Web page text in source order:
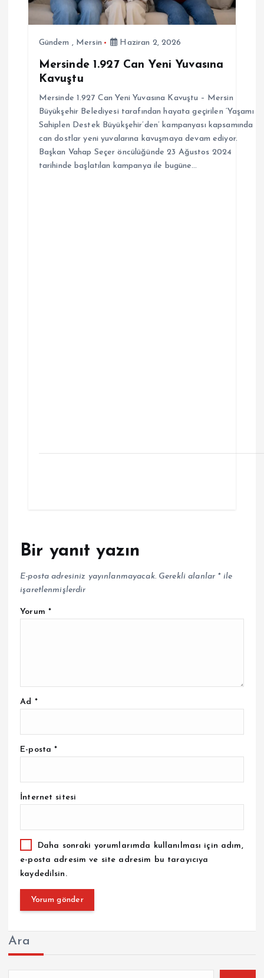
Gündem , Mersin Haziran 2, 2026
Mersinde 1.927 Can Yeni Yuvasına
Kavuştu
Mersinde 1.927 Can Yeni Yuvasına Kavuştu – Mersin
Büyükşehir Belediyesi tarafından hayata geçirilen ‘Yaşamı
Sahiplen Destek Büyükşehir’den’ kampanyası kapsamında
can dostlar yeni yuvalarına kavuşmaya devam ediyor.
Başkan Vahap Seçer öncülüğünde 23 Ağustos 2024
tarihinde başlatılan kampanya ile bugüne…
Bir yanıt yazın
E-posta adresiniz yayınlanmayacak. Gerekli alanlar *ile
işaretlenmişlerdir
Yorum *
Ad *
E-posta*
İnternet sitesi
Daha sonraki yorumlarımda kullanılması için adım,
e-posta adresim ve site adresim bu tarayıcıya
kaydedilsin.
Ara